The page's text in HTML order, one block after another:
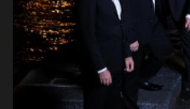
(compositions/
sations)